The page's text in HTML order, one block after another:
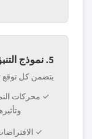
5. نموذج التنبؤ والافتراضات الرئيسية
يتضمن كل توقع
✓ محركات
✓